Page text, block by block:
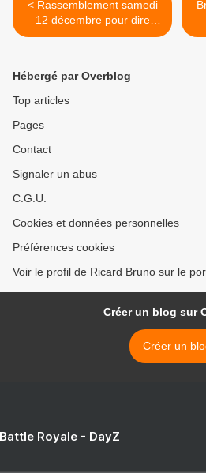
< Rassemblement samedi
12 décembre pour dire
NON au massacre des
Hébergé par Overblog
Top articles
Pages
Contact
Signaler un abus
C.G.U.
Cookies et données personnelles
Préférences cookies
Voir le profil de Ricard Bruno sur le
Créer un blog sur
Créer un
Royale - DayZ